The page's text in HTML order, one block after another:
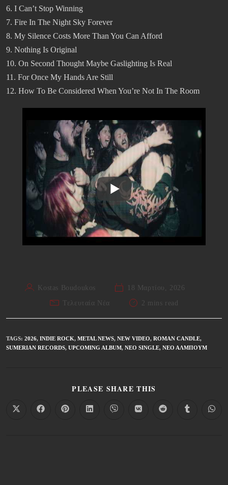
6. I Can’t Stop Winning
7. Fire In The Night Sky Forever
8. My Silence Costs More Than You Can Afford
9. Nothing Is Original
10. On Second Thought Maybe Gaslighting Is Real
11. For Once My Hands Are Still
12. How To Be Considered When You’re Not In The Room
Kostas Boudoukos
18 Μαρτίου, 2026
Τελευταία Νέα
2 mins read
TAGS: 2026, INDIE ROCK, METAL NEWS, NEW VIDEO, ROMAN CANDLE,
SUMERIAN RECORDS, UPCOMING ALBUM, ΝΈΟ SINGLE, ΝΈΟ ΆΛΜΠΟΥΜ
PLEASE SHARE THIS